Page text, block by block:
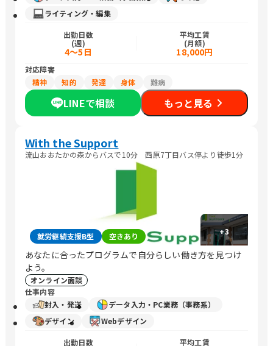
ライティング・編集
出勤日数
(週)
4〜5日
平均工賃
(月額)
18,000円
対応障害
精神
知的 発達 身体 難病
LINEで相談 もっと見る
With the Support
流山おおたかの森からバスで10分 西原7丁目バス停より徒歩1分
+3
就労継続支援B型 空きあり
あなたに合ったプログラムで自分らしい働き方を見つけ
よう。
オンライン面談
仕事内容
封入・発送
データ入力・PC業務（事務系）
デザイン
Webデザイン
出勤日数
平均工賃